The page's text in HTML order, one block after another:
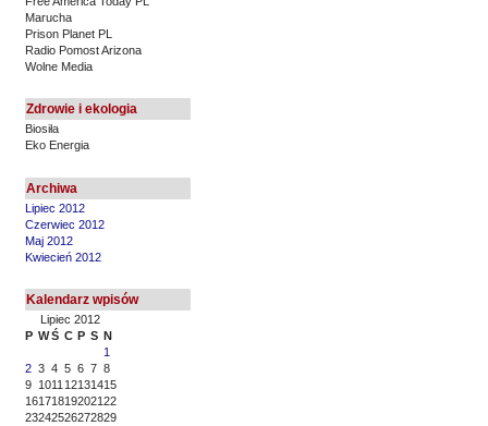
Marucha
Prison Planet PL
Radio Pomost Arizona
Wolne Media
Zdrowie i ekologia
Biosiła
Eko Energia
Archiwa
Lipiec 2012
Czerwiec 2012
Maj 2012
Kwiecień 2012
Kalendarz wpisów
Lipiec 2012
P WŚ C P S N
1
2 3 4 5 6 7 8
9 101112131415
16171819202122
23242526272829